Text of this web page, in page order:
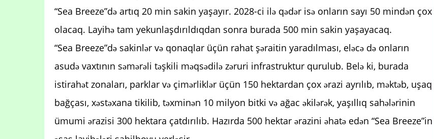
“Sea Breeze”də artıq 20 min sakin yaşayır. 2028-ci ilə qədər isə onların sayı 50 mindən çox
olacaq. Layihə tam yekunlaşdırıldıqdan sonra burada 500 min sakin yaşayacaq.
“Sea Breeze”də sakinlər və qonaqlar üçün rahat şəraitin yaradılması, eləcə də onların
asudə vaxtının səmərəli təşkili məqsədilə zəruri infrastruktur qurulub. Belə ki, burada
istirahət zonaları, parklar və çimərliklər üçün 150 hektardan çox ərazi ayrılıb, məktəb, uşaq
bağçası, xəstəxana tikilib, təxminən 10 milyon bitki və ağac əkilərək, yaşıllıq sahələrinin
ümumi ərazisi 300 hektara çatdırılıb. Hazırda 500 hektar ərazini əhatə edən “Sea Breeze”in